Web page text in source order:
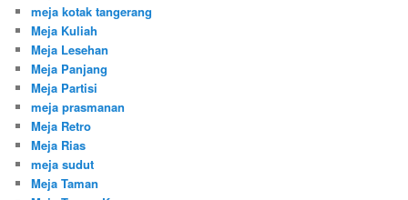
meja kotak tangerang
Meja Kuliah
Meja Lesehan
Meja Panjang
Meja Partisi
meja prasmanan
Meja Retro
Meja Rias
meja sudut
Meja Taman